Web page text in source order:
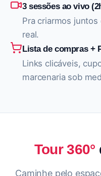
3 sessões ao vivo
Pra criarmos
real.
Lista de compras +
Links clicáveis,
marcenaria sob
Tour 360°
Caminhe pelo